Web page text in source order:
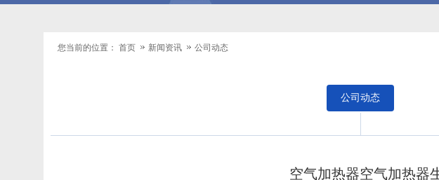
您当前的位置： 首页 新闻资讯 公司动态
公司动态
空气加热器空气加热器